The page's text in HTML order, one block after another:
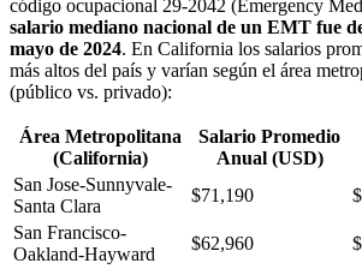
código ocupacional 29-2042 (Emergency
salario mediano nacional de un EMT fue
mayo de 2024. En California los salarios
más altos del país y varían según el área
(público vs. privado):
Área Metropolitana
(California)
Salario Promedio
Anual (USD)
San Jose-Sunnyvale-
Santa Clara
$71,190
San Francisco-
Oakland-Hayward
$62,960